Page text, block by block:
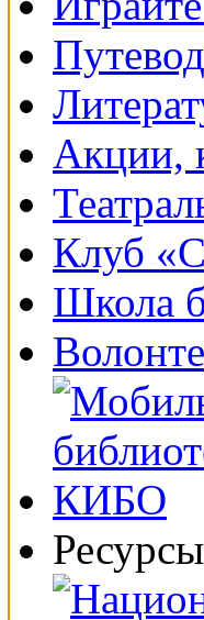
Акции,
Клуб
Школа
Ресурсы